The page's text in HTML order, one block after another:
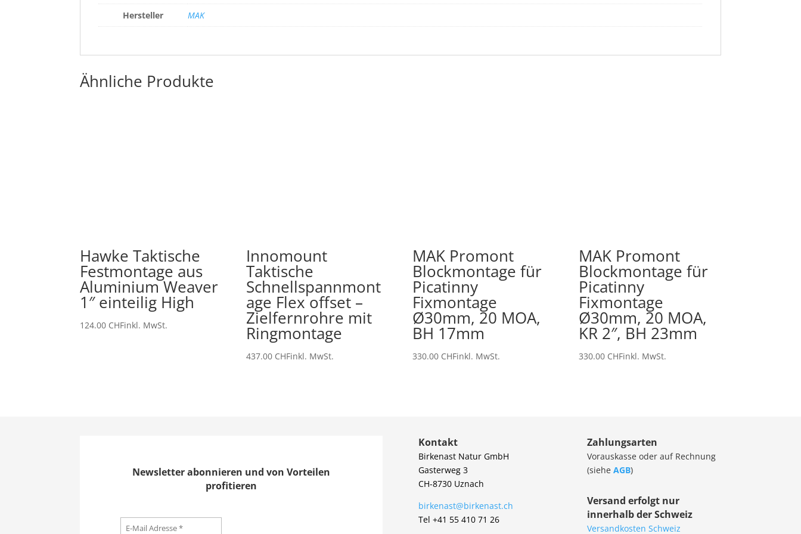
Hersteller MAK
Ähnliche Produkte
Hawke Taktische
Festmontage aus
Aluminium Weaver
1″ einteilig High
124.00 CHFinkl. MwSt.
Innomount
Taktische
Schnellspannmont
age Flex offset –
Zielfernrohre mit
Ringmontage
437.00 CHFinkl. MwSt.
MAK Promont
Blockmontage für
Picatinny
Fixmontage
Ø30mm, 20 MOA,
BH 17mm
330.00 CHFinkl. MwSt.
MAK Promont
Blockmontage für
Picatinny
Fixmontage
Ø30mm, 20 MOA,
KR 2″, BH 23mm
330.00 CHFinkl. MwSt.
Newsletter abonnieren und von Vorteilen
profitieren
Kontakt
Birkenast Natur GmbH
Gasterweg 3
CH-8730 Uznach
birkenast@birkenast.ch
Tel +41 55 410 71 26
Zahlungsarten
Vorauskasse oder auf Rechnung
(sieheAGB)
Versand erfolgt nur
innerhalb der Schweiz
Versandkosten Schweiz